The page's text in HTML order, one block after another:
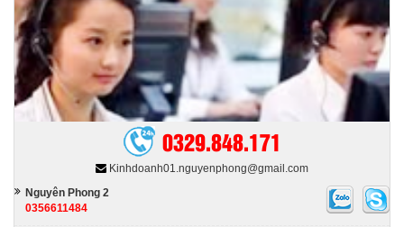
0329.848.171
Kinhdoanh01.nguyenphong@gmail.com
Nguyên Phong 2
0356611484